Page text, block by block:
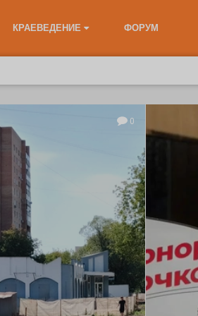
КРАЕВЕДЕНИЕ ФОРУМ
0